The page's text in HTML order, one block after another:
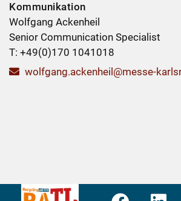
Kommunikation
Wolfgang Ackenheil
Senior Communication Specialist
T: +49(0)170 1041018
wolfgang.ackenheil@messe-